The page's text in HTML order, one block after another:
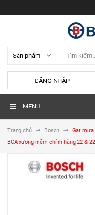
ĐĂNG NHẬP
MENU
Trang chủ Bosch
Gạt mưa
BCA xương mềm chính hãng 22 &